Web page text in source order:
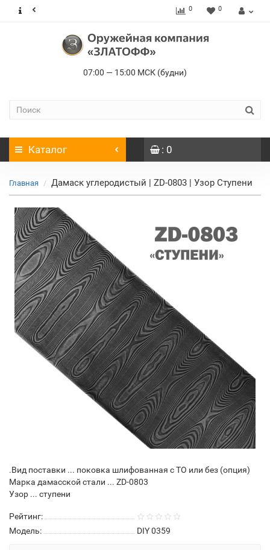
0 0
07:00 — 15:00 МСК (будни)
Каталог : 0
Главная Дамаск углеродистый | ZD-0803 | Узор Ступени
.Вид поставки ... поковка шлифованная с ТО или без (опция)
Марка дамасской стали ... ZD-0803
Узор ... ступени
Рейтинг:
Модель:
DIY 0359